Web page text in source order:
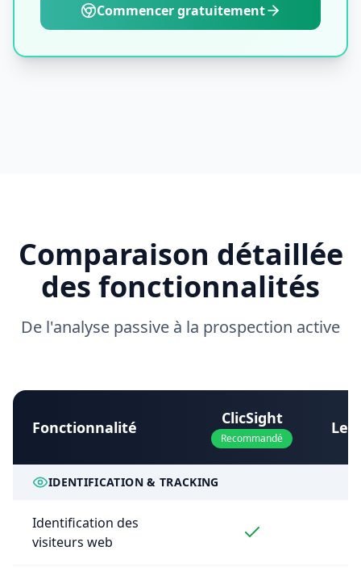
Commencer gratuitement
Comparaison détaillée
des fonctionnalités
De l'analyse passive à la prospection active
Fonctionnalité ClicSight
Recommandé
IDENTIFICATION & TRACKING
Identification des
visiteurs web